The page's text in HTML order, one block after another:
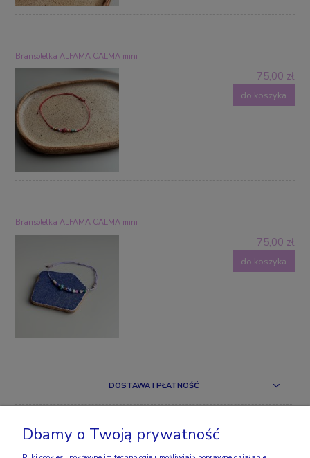
Bransoletka ALFAMA CALMA mini
75,00 zł
do koszyka
Bransoletka ALFAMA CALMA mini
75,00 zł
do koszyka
DOSTAWA I PŁATNOŚĆ
OBSERWUJ NAS
Dbamy o Twoją prywatność